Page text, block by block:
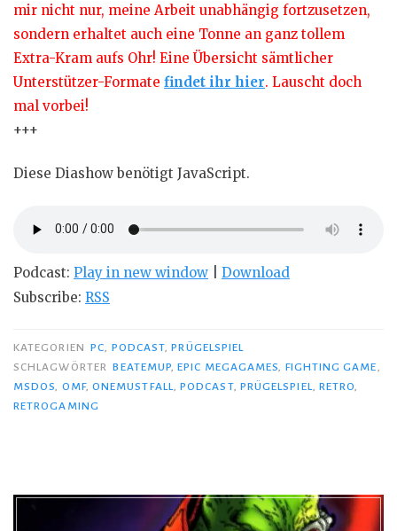
mir nicht nur, meine Arbeit unabhängig fortzusetzen,
sondern erhaltet auch eine Tonne an ganz tollem
Extra-Kram aufs Ohr! Eine Übersicht sämtlicher
Unterstützer-Formate findet ihr hier. Lauscht doch
mal vorbei!
+++
Diese Diashow benötigt JavaScript.
Podcast: Play in new window
Download
Subscribe: RSS
KATEGORIEN PC, PODCAST,PRÜGELSPIEL
SCHLAGWÖRTER BEATEMUP,EPIC MEGAGAMES, FIGHTING GAME,
MSDOS, OMF, ONEMUSTFALL,PODCAST, PRÜGELSPIEL, RETRO,
RETROGAMING